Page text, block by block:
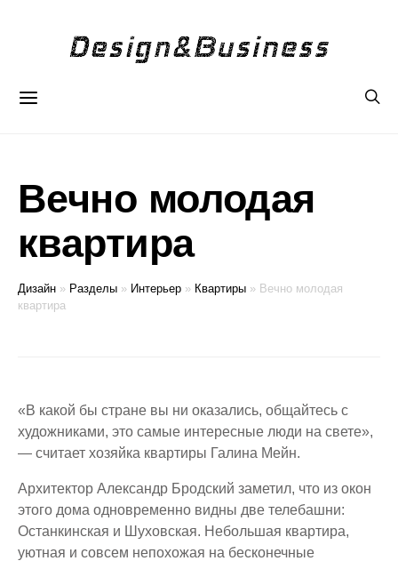
Вечно молодая
квартира
Дизайн » Разделы » Интерьер » Квартиры » Вечно молодая
квартира
«В какой бы стране вы ни оказались, общайтесь с
художниками, это самые интересные люди на свете»,
— считает хозяйка квартиры Галина Мейн.
Архитектор Александр Бродский заметил, что из окон
этого дома одновременно видны две телебашни:
Останкинская и Шуховская. Небольшая квартира,
уютная и совсем непохожая на бесконечные